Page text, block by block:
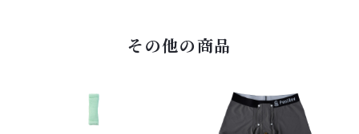
その他の商品